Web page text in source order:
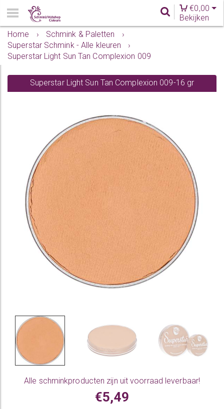
€0,00
Bekijken
Home
› Schmink & Paletten
›
Superstar Schmink - Alle kleuren
›
Superstar Light Sun Tan Complexion 009
Superstar Light Sun Tan Complexion 009-16 gr
Alle schminkproducten zijn uit voorraad leverbaar!
€5,49